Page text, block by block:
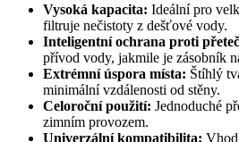
Vysoká kapacita: Ideální pro
filtruje nečistoty z dešťové vody.
Inteligentní ochrana proti
přívod vody, jakmile je zásobník
Extrémní úspora místa: Štíhlý
minimální vzdálenosti od stěny.
Celoroční použití: Jednoduché
zimním provozem.
Univerzální kompatibilita: